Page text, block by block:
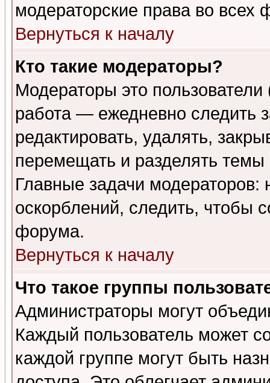
модераторские права во всех
Вернуться к началу
Кто такие модераторы?
Модераторы это
работа — ежедневно следить
редактировать, удалять,
перемещать и разделять
Главные задачи
оскорблений, следить, чтобы
форума.
Вернуться к началу
Что такое группы
Администраторы могут
Каждый пользователь может
каждой группе могут быть